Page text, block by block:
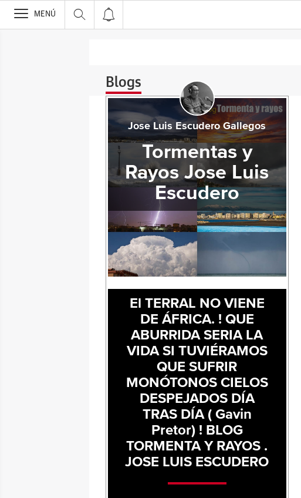
>
MENÚ
Blogs
Jose Luis Escudero Gallegos
Tormentas y
Rayos Jose Luis
Escudero
El TERRAL NO VIENE
DE ÁFRICA. ! QUE
ABURRIDA SERIA LA
VIDA SI TUVIÉRAMOS
QUE SUFRIR
MONÓTONOS CIELOS
DESPEJADOS DÍA
TRAS DÍA ( Gavin
Pretor) ! BLOG
TORMENTA Y RAYOS .
JOSE LUIS ESCUDERO